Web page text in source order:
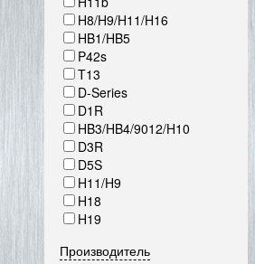
H8/H9/H11/H16
HB1/HB5
P42s
T13
D-Series
D1R
HB3/HB4/9012/H10
D3R
D5S
H11/H9
H18
H19
Производитель